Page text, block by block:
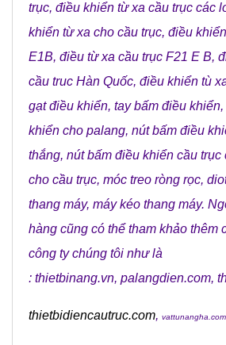
trục, điều khiển từ xa cầu trục các
khiển từ xa cho cầu trục, điều
E1B, điều từ xa cầu trục F21 E B,
cầu truc Hàn Quốc, điều khiển tù
gạt điều khiển, tay bấm điều khiển,
khiển cho palang, nút bấm điều
thắng, nút bấm điều khiển cầu trục
cho cầu trục, móc treo ròng rọc,
thang máy, máy kéo thang máy.
hàng cũng có thể tham khảo thêm
công ty chúng tôi như là
: thietbinang.vn, palangdien.com,
thietbidiencautruc.com, vattunangha.com